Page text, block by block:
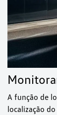
A função de
localização